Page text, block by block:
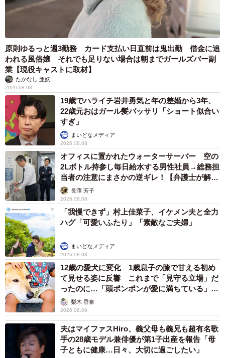
7/8
8/8
拡張型心筋症の男の子が主人公の『夏になったらやってくる！死神のク
原則ゆるっと週3勤務 カード支払い日直前は鬼出勤 借金に追
われる風俗嬢 それでも足りない場合は朝までガールズバー副
業【現役キャストに取材】
たかなし 亜妖
2026.08.08
19歳でハライチ岩井勇気と年の差婚から3年、
22歳元おはガール髪バッサリ「ショート似合い
すぎ」
まいどなメディア
2026.08.08
オフィスに置かれたウォーターサーバー 空の
2Lボトル持参し毎日給水する男性社員→総務担
当者の注意にまさかの逆ギレ！【弁護士が解
説】長澤 芳子
2026.08.08
「我慢できず」村上佳菜子、イケメン夫と全力
ハグ「可愛いふたり」「素敵なご夫婦」
まいどなメディア
2026.08.08
12歳の愛犬に変化 1歳息子の膝で甘える初め
て見せる姿に反響 これまで「見守る立場」だ
ったのに…「頭ポンポンが愛に満ちている」
「尊…」
梨木 香奈
2026.08.08
夫はマイファスHiro、義父母も義兄も超有名歌
手の28歳モデル兼俳優が第1子出産を報告「母
子ともに健康…日々、大切に過ごしたい」